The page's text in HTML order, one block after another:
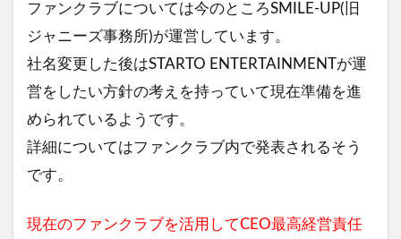
ファンクラブについては今のところSMILE-UP(旧
ジャニーズ事務所)が運営しています。
社名変更した後はSTARTO ENTERTAINMENTが運
営をしたい方針の考えを持っていて現在準備を進
められているようです。
詳細についてはファンクラブ内で発表されるそう
です。
現在のファンクラブを活用してCEO最高経営責任